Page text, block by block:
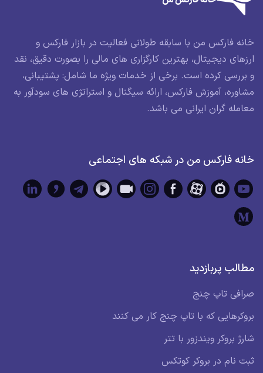
خانه فارکس من با سابقه طولانی فعالیت در بازار فارکس و
ارزهای دیجیتال، بهترین کارگزاری های مالی را بصورت دقیق، نقد
و بررسی کرده است. برخی از خدمات ویژه ما شامل: پشتیبانی،
مشاوره، آموزش فارکس، ارائه سیگنال و استراتژی های سودآور به
معامله گران ایرانی می باشد.
خانه فارکس من در شبکه های اجتماعی
مطالب پربازدید
صرافی تاپ چنج
بروکرهایی که با تاپ چنج کار می کنند
شارژ بروکر ویندزور با تتر
ثبت نام در بروکر کوتکس